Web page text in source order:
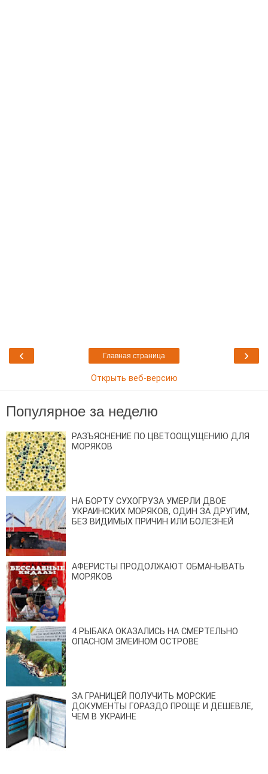
‹ ›
Главная страница
Открыть веб-версию
Популярное за неделю
РАЗЪЯСНЕНИЕ ПО ЦВЕТООЩУЩЕНИЮ ДЛЯ
МОРЯКОВ
НА БОРТУ СУХОГРУЗА УМЕРЛИ ДВОЕ
УКРАИНСКИХ МОРЯКОВ, ОДИН ЗА ДРУГИМ,
БЕЗ ВИДИМЫХ ПРИЧИН ИЛИ БОЛЕЗНЕЙ
АФЕРИСТЫ ПРОДОЛЖАЮТ ОБМАНЫВАТЬ
МОРЯКОВ
4 РЫБАКА ОКАЗАЛИСЬ НА СМЕРТЕЛЬНО
ОПАСНОМ ЗМЕИНОМ ОСТРОВЕ
ЗА ГРАНИЦЕЙ ПОЛУЧИТЬ МОРСКИЕ
ДОКУМЕНТЫ ГОРАЗДО ПРОЩЕ И ДЕШЕВЛЕ,
ЧЕМ В УКРАИНЕ